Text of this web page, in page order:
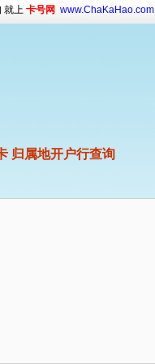
就上 卡号网 www.ChaKaHao.com
归属地开户行查询